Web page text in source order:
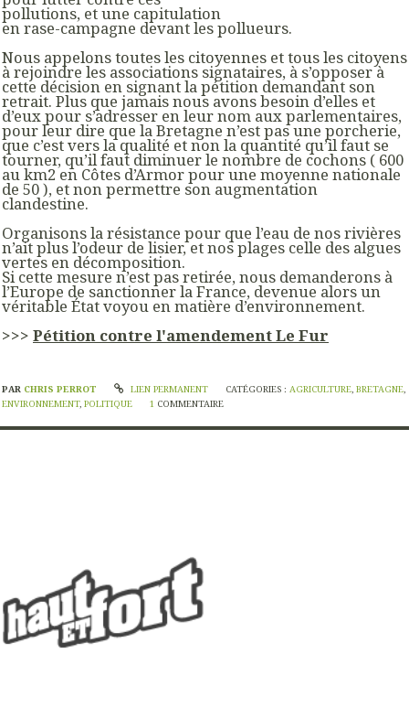
pollutions, et une capitulation
en rase-campagne devant les pollueurs.
Nous appelons toutes les citoyennes et tous les citoyens
à rejoindre les associations signataires, à s’opposer à
cette décision en signant la pétition demandant son
retrait. Plus que jamais nous avons besoin d’elles et
d’eux pour s’adresser en leur nom aux parlementaires,
pour leur dire que la Bretagne n’est pas une porcherie,
que c’est vers la qualité et non la quantité qu’il faut se
tourner, qu’il faut diminuer le nombre de cochons ( 600
au km2 en Côtes d’Armor pour une moyenne nationale
de 50 ), et non permettre son augmentation
clandestine.
Organisons la résistance pour que l’eau de nos rivières
n’ait plus l’odeur de lisier, et nos plages celle des algues
vertes en décomposition.
Si cette mesure n’est pas retirée, nous demanderons à
l’Europe de sanctionner la France, devenue alors un
véritable État voyou en matière d’environnement.
>>> Pétition contre l'amendement Le Fur
PAR CHRIS PERROT LIEN PERMANENT CATÉGORIES :AGRICULTURE,BRETAGNE,
ENVIRONNEMENT, POLITIQUE 1 COMMENTAIRE